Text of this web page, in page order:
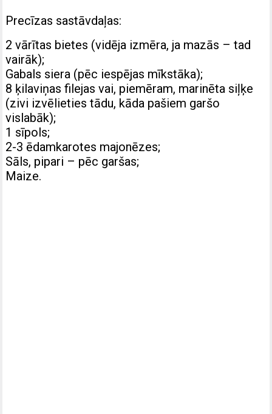
Precīzas sastāvdaļas:
2 vārītas bietes (vidēja izmēra, ja mazās – tad
vairāk);
Gabals siera (pēc iespējas mīkstāka);
8 ķilaviņas filejas vai, piemēram, marinēta siļķe
(zivi izvēlieties tādu, kāda pašiem garšo
vislabāk);
1 sīpols;
2-3 ēdamkarotes majonēzes;
Sāls, pipari – pēc garšas;
Maize.